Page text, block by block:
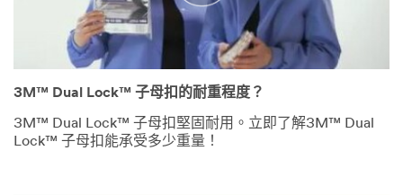
3M™ Dual Lock™ 子母扣的耐重程度？
3M™ Dual Lock™ 子母扣堅固耐用。立即了解3M™ Dual
Lock™ 子母扣能承受多少重量！